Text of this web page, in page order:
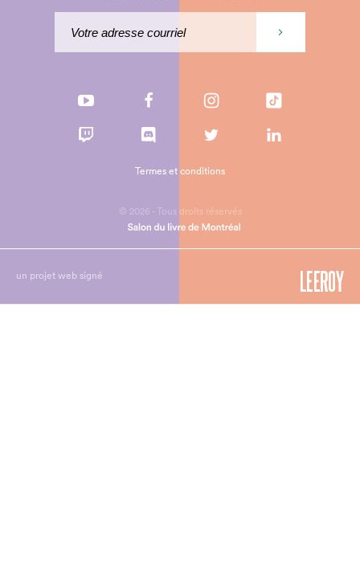
© 2026 - Tous droits réservés
Termes et conditions
un projet web signé